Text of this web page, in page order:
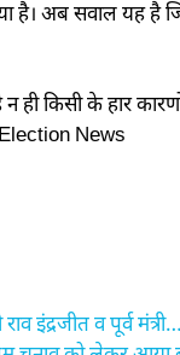
अब सवाल यह है
ही किसी के हार
News
इंद्रजीत व पूर्व मंत्री…